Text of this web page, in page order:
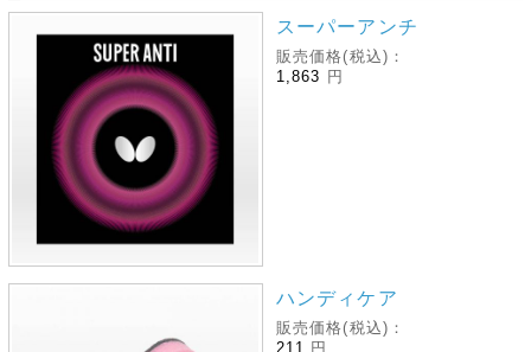
スーパーアンチ
販売価格(税込)：
1,863 円
ハンディケア
販売価格(税込)：
211
円